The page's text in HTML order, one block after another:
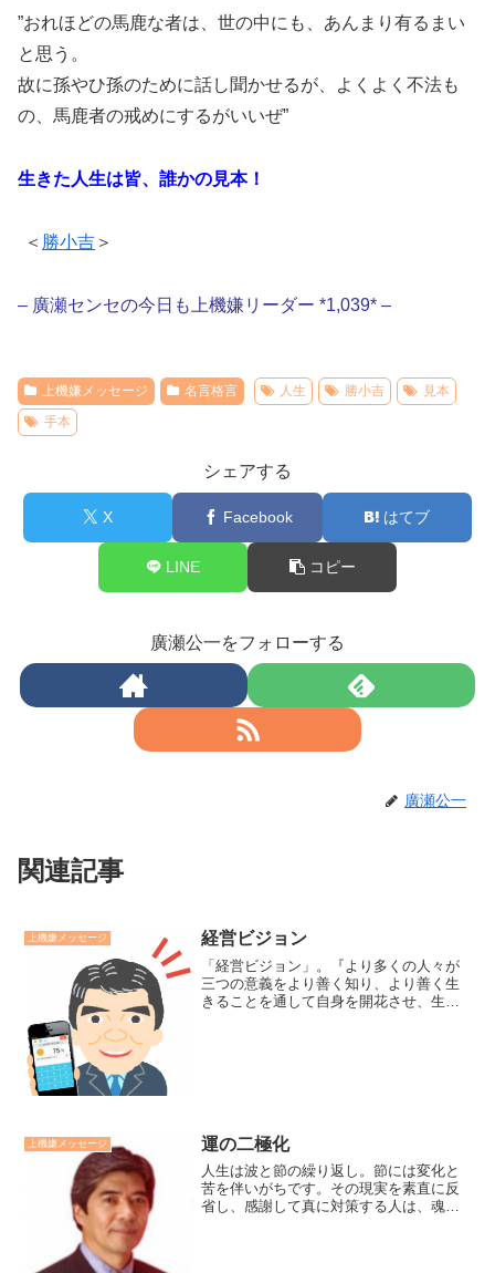
”おれほどの馬鹿な者は、世の中にも、あんまり有るまい
と思う。
故に孫やひ孫のために話し聞かせるが、よくよく不法も
の、馬鹿者の戒めにするがいいぜ”
生きた人生は皆、誰かの見本！
＜ 勝小吉 ＞
– 廣瀬センセの今日も上機嫌リーダー *1,039* –
上機嫌メッセージ 名言格言 人生 勝小吉
見本
手本
シェアする
X Facebook はてブ
LINE コピー
廣瀬公一をフォローする
廣瀬公一
関連記事
上機嫌メッセージ 経営ビジョン
「経営ビジョン」。『より多くの人々が
三つの意義をより善く知り、より善く生
きることを通して自身を開花させ、生き
上機嫌メッセージ 運の二極化
人生は波と節の繰り返し。節には変化と
苦を伴いがちです。その現実を素直に反
省し、感謝して真に対策する人は、魂を